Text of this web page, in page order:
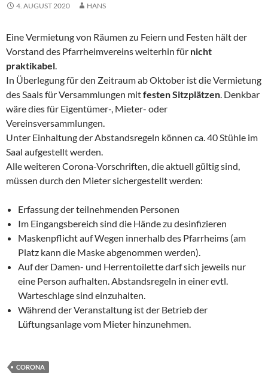
4. AUGUST 2020 HANS
Eine Vermietung von Räumen zu Feiern und Festen hält der
Vorstand des Pfarrheimvereins weiterhin für nicht
praktikabel.
In Überlegung für den Zeitraum ab Oktober ist die Vermietung
des Saals für Versammlungen mitfesten Sitzplätzen. Denkbar
wäre dies für Eigentümer-, Mieter- oder
Vereinsversammlungen.
Unter Einhaltung der Abstandsregeln können ca. 40 Stühle im
Saal aufgestellt werden.
Alle weiteren Corona-Vorschriften, die aktuell gültig sind,
müssen durch den Mieter sichergestellt werden:
Erfassung der teilnehmenden Personen
Im Eingangsbereich sind die Hände zu desinfizieren
Maskenpflicht auf Wegen innerhalb des Pfarrheims (am
Platz kann die Maske abgenommen werden).
Auf der Damen- und Herrentoilette darf sich jeweils nur
eine Person aufhalten. Abstandsregeln in einer evtl.
Warteschlage sind einzuhalten.
Während der Veranstaltung ist der Betrieb der
Lüftungsanlage vom Mieter hinzunehmen.
CORONA